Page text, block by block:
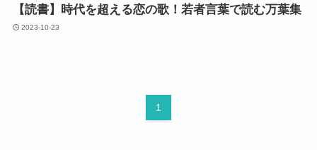
【読書】時代を超える恋の歌！若者言葉で読む万葉集
2023-10-23
1